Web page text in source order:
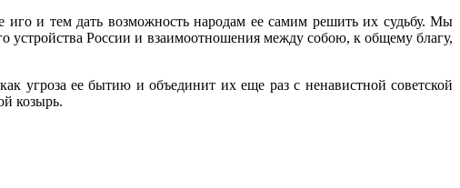
иго и тем дать возможность народам ее самим решить их судьбу. Мы
устройства России и взаимоотношения между собою, к общему благу,
угроза ее бытию и объединит их еще раз с ненавистной советской
козырь.